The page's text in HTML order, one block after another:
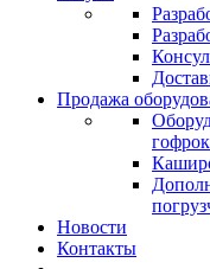
Продажа
Новости
Контакты